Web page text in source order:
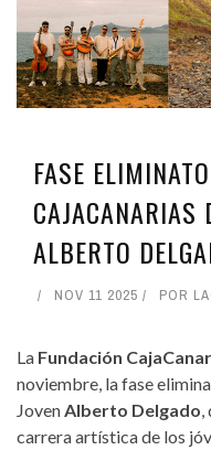
FASE
CAJACANARIAS
ALBERTO
NOV 11 2025 POR
La Fundación
noviembre, la fase
JovenAlberto Delgado,
carrera artística de los